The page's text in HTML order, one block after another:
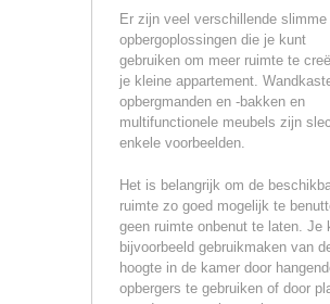
Er zijn veel verschillende slimme
opbergoplossingen die je kunt
gebruiken om meer ruimte te
je kleine appartement.
opbergmanden en -bakken en
multifunctionele meubels zijn
enkele voorbeelden.
Het is belangrijk om de
ruimte zo goed mogelijk te
geen ruimte onbenut te laten. Je
bijvoorbeeld gebruikmaken van
hoogte in de kamer door
opbergers te gebruiken of door